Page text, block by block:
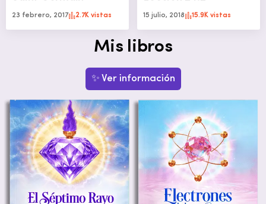
23 febrero, 2017 2.7K vistas 15 julio, 2018 15.9K vistas
Mis libros
✨ Ver información